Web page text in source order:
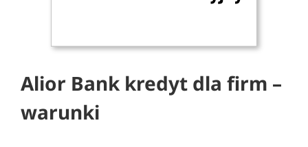
Alior Bank kredyt dla firm –
warunki